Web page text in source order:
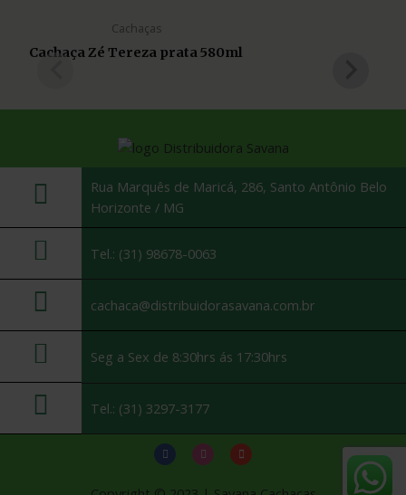
Cachaças
Cachaça Zé Tereza prata 580ml
Rua Marquês de Maricá, 286, Santo Antônio Belo
Horizonte / MG
Tel.: (31) 98678-0063
cachaca@distribuidorasavana.com.br
Seg a Sex de 8:30hrs ás 17:30hrs
Tel.: (31) 3297-3177